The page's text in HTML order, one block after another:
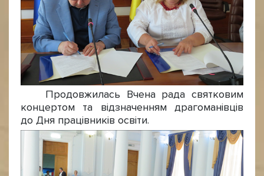
Продовжилась Вчена рада святковим
концертом та відзначенням драгоманівців
до Дня працівників освіти.